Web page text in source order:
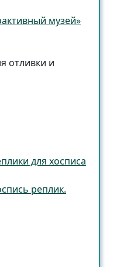
музей»
отливки и
для хосписа
реплик.